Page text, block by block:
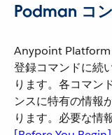
Podman コ
Anypoint Platform
登録コマンドに続
ります。各コマン
ンスに特有の情報
ります。必要な情